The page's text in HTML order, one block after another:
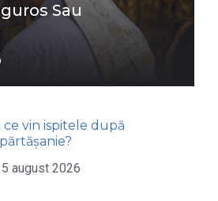
Sau
ce vin ispitele după
5 august 2026